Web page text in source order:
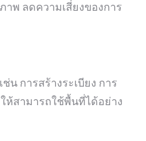
พ ลดความเสี่ยงของการ
การสร้างระเบียง การ
ห้สามารถใช้พื้นที่ได้อย่าง